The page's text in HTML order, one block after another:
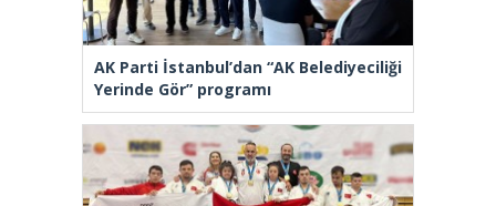
AK Parti İstanbul’dan “AK Belediyeciliği
Yerinde Gör” programı